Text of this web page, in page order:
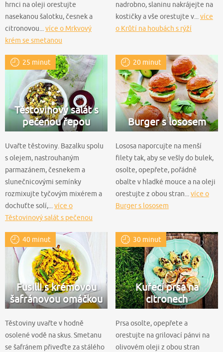
hrnci na oleji orestujte
nasekanou šalotku, česnek a
citronovou... více o Mrkvový
krém se smetanou
nadrobno, slaninu nakrájejte na
kostičky a vše orestujte v... více
o Krůtí na houbách s rýží
25 minut
Těstovinový salát s
pečenou řepou
Uvařte těstoviny. Bazalku spolu
s olejem, nastrouhaným
parmazánem, česnekem a
slunečnicovými semínky
rozmixujte tyčovým mixérem a
dochuťte solí,... více o
Těstovinový salát s pečenou
20 minut
Burger s lososem
Lososa naporcujte na menší
filety tak, aby se vešly do bulek,
osolte, opepřete, pořádně
obalte v hladké mouce a na oleji
orestujte z obou stran... více o
Burger s lososem
40 minut
Fusilli s krémovou
šafránovou omáčkou
Těstoviny uvařte v hodně
osolené vodě na skus. Smetanu
se šafránem přiveďte za stálého
30 minut
Kuřecí prsa na
citronech
Prsa osolte, opepřete a
orestujte na grilovací pánvi na
olivovém oleji z obou stran